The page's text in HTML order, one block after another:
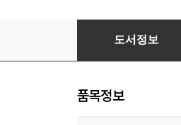
도서정보
품목정보